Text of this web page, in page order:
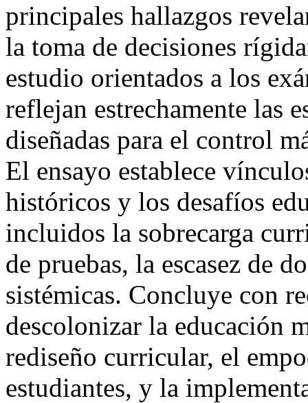
principales hallazgos
la toma de decisiones
estudio orientados a los
reflejan estrechamente las
diseñadas para el control
El ensayo establece
históricos y los desafíos
incluidos la sobrecarga
de pruebas, la escasez de
sistémicas. Concluye con
descolonizar la educación
rediseño curricular, el
estudiantes, y la